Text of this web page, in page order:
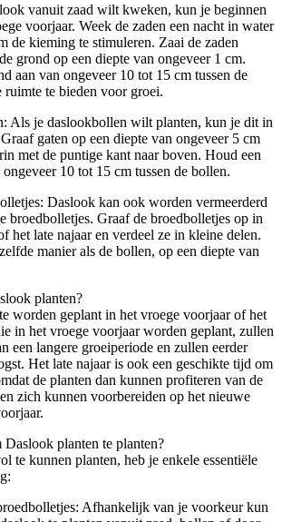
vanuit zaad wilt kweken, kun je beginnen
voorjaar. Week de zaden een nacht in water
de kieming te stimuleren. Zaai de zaden
grond op een diepte van ongeveer 1 cm.
aan van ongeveer 10 tot 15 cm tussen de
ruimte te bieden voor groei.
Als je daslookbollen wilt planten, kun je dit in
gaten op een diepte van ongeveer 5 cm
met de puntige kant naar boven. Houd een
10 tot 15 cm tussen de bollen.
Daslook kan ook worden vermeerderd
broedbolletjes. Graaf de broedbolletjes op in
het late najaar en verdeel ze in kleine delen.
manier als de bollen, op een diepte van
planten?
worden geplant in het vroege voorjaar of het
in het vroege voorjaar worden geplant, zullen
een langere groeiperiode en zullen eerder
Het late najaar is ook een geschikte tijd om
de planten dan kunnen profiteren van de
zich kunnen voorbereiden op het nieuwe
planten te planten?
te kunnen planten, heb je enkele essentiële
Afhankelijk van je voorkeur kun